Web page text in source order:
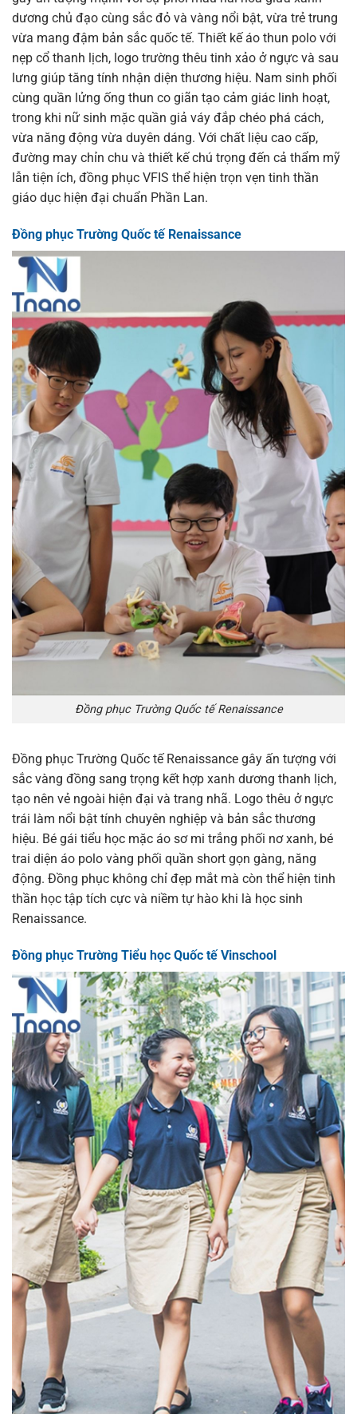
dương chủ đạo cùng sắc đỏ và vàng nổi bật, vừa trẻ trung
vừa mang đậm bản sắc quốc tế. Thiết kế áo thun polo với
nẹp cổ thanh lịch, logo trường thêu tinh xảo ở ngực và sau
lưng giúp tăng tính nhận diện thương hiệu. Nam sinh phối
cùng quần lửng ống thun co giãn tạo cảm giác linh hoạt,
trong khi nữ sinh mặc quần giả váy đắp chéo phá cách,
vừa năng động vừa duyên dáng. Với chất liệu cao cấp,
đường may chỉn chu và thiết kế chú trọng đến cả thẩm mỹ
lẫn tiện ích, đồng phục VFIS thể hiện trọn vẹn tinh thần
giáo dục hiện đại chuẩn Phần Lan.
Đồng phục Trường Quốc tế Renaissance
Đồng phục Trường Quốc tế Renaissance
Đồng phục Trường Quốc tế Renaissance gây ấn tượng với
sắc vàng đồng sang trọng kết hợp xanh dương thanh lịch,
tạo nên vẻ ngoài hiện đại và trang nhã. Logo thêu ở ngực
trái làm nổi bật tính chuyên nghiệp và bản sắc thương
hiệu. Bé gái tiểu học mặc áo sơ mi trắng phối nơ xanh, bé
trai diện áo polo vàng phối quần short gọn gàng, năng
động. Đồng phục không chỉ đẹp mắt mà còn thể hiện tinh
thần học tập tích cực và niềm tự hào khi là học sinh
Renaissance.
Đồng phục Trường Tiểu học Quốc tế Vinschool